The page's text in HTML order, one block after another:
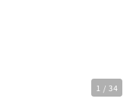
1 / 34